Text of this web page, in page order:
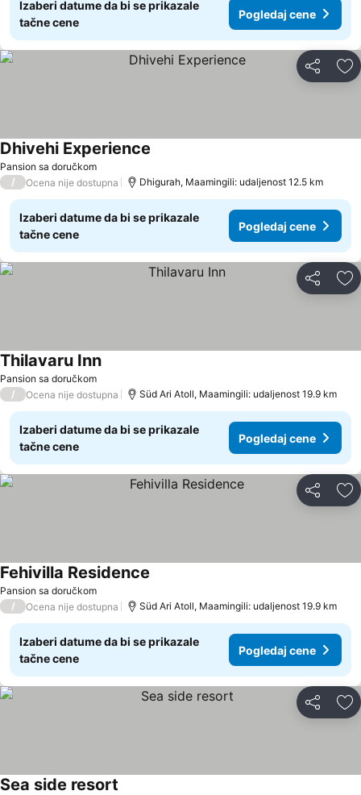
Izaberi datume da bi se prikazale
tačne cene
Pogledaj cene
Deli
Pansion sa doručkom
Dhivehi Experience
/ Ocena nije dostupna Dhigurah, Maamingili: udaljenost 12.5 km
Izaberi datume da bi se prikazale
tačne cene
Pogledaj cene
Deli
Pansion sa doručkom
Thilavaru Inn
/ Ocena nije dostupna Süd Ari Atoll, Maamingili: udaljenost 19.9 km
Izaberi datume da bi se prikazale
tačne cene
Pogledaj cene
Deli
Pansion sa doručkom
Fehivilla Residence
/ Ocena nije dostupna Süd Ari Atoll, Maamingili: udaljenost 19.9 km
Izaberi datume da bi se prikazale
tačne cene
Pogledaj cene
Deli
Sea side resort